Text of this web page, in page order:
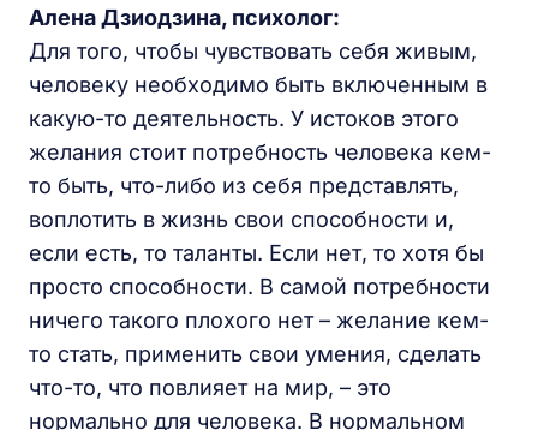
Алена Дзиодзина, психолог:
Для того, чтобы чувствовать себя живым,
человеку необходимо быть включенным в
какую-то деятельность. У истоков этого
желания стоит потребность человека кем-
то быть, что-либо из себя представлять,
воплотить в жизнь свои способности и,
если есть, то таланты. Если нет, то хотя бы
просто способности. В самой потребности
ничего такого плохого нет – желание кем-
то стать, применить свои умения, сделать
что-то, что повлияет на мир, – это
нормально для человека. В нормальном